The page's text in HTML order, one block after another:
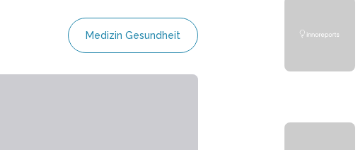
Medizin Gesundheit